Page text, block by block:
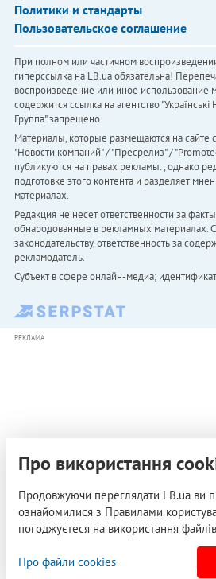
Политики и стандарты
Пользовательское соглашение
При полном или частичном
гиперссылка на LB.ua обязательна!
воспроизведение или иное использование
содержится ссылка на агентство
Группа" запрещено.
Материалы, которые размещаются на сайте
"Новости компаний" / "Пресрелиз" /
публикуются на правах рекламы. , однако
подготовке этого контента и разделяет
материалах.
Редакция не несет ответственности за
обнародованные в рекламных материалах.
законодательству, ответственность за
рекламодатель.
Субъект в сфере онлайн-медиа;
РЕКЛАМА
Про використання
Продовжуючи переглядати LB.ua ви
ознайомилися з Правилами
погоджуєтеся на використання
Про файли cookies